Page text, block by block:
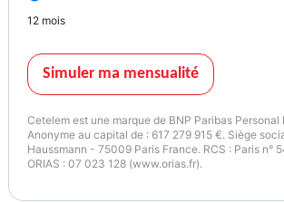
12 mois
Simuler ma mensualité
Cetelem est une marque de BNP Paribas
Anonyme au capital de : 617 279 915 €. Siège
Haussmann - 75009 Paris France. RCS : Paris n°
ORIAS : 07 023 128 (www.orias.fr).